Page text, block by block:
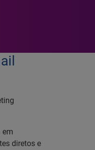
em
diretos e